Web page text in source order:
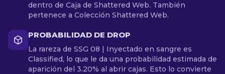
dentro de Caja de Shattered Web. También
pertenece a Colección Shattered Web.
PROBABILIDAD DE DROP
La rareza de SSG 08 | Inyectado en sangre es
Classified, lo que le da una probabilidad estimada de
aparición del 3.20% al abrir cajas. Esto lo convierte